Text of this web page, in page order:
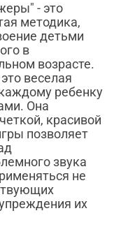
- это
методика,
детьми
в
возрасте.
веселая
ребенку
Она
красивой
позволяет
звука
не
их